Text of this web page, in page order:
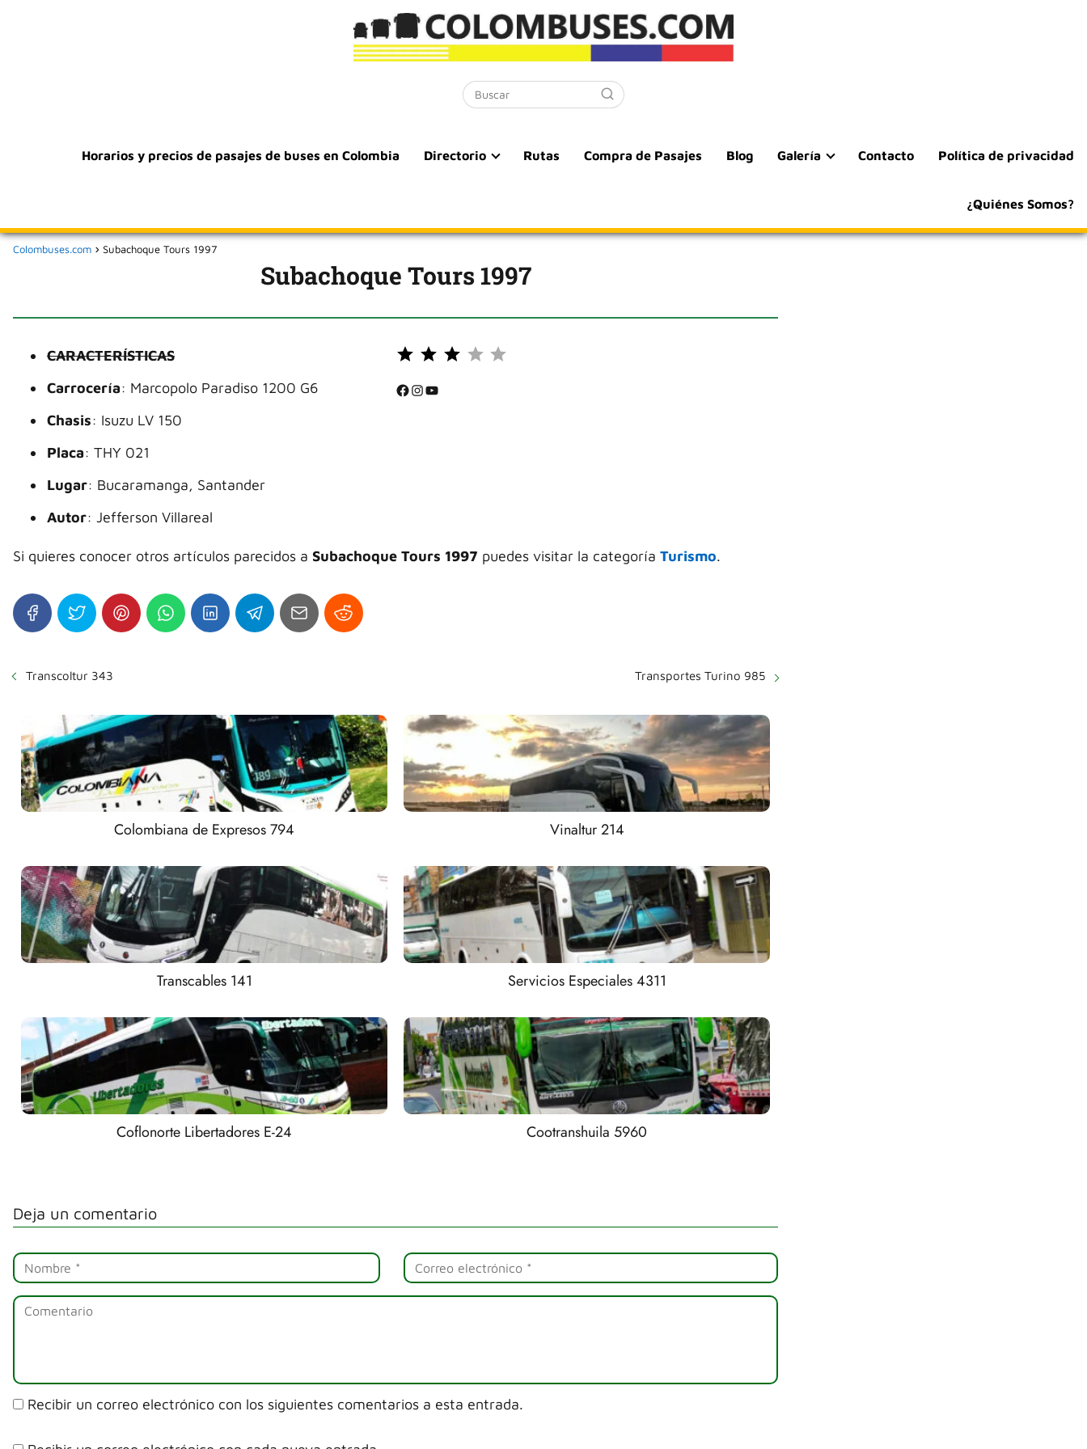
Horarios y precios de pasajes de buses en Colombia Directorio Rutas Compra de Pasajes Blog Galería Contacto Política de privacidad
¿Quiénes Somos?
Colombuses.com Subachoque Tours 1997
Subachoque Tours 1997
CARACTERÍSTICAS
Carrocería: Marcopolo Paradiso 1200 G6
Chasis: Isuzu LV 150
Placa: THY 021
Lugar: Bucaramanga, Santander
Autor: Jefferson Villareal
⭐
⭐
Facebook InstagramYouTube
Si quieres conocer otros artículos parecidos a Subachoque Tours 1997 puedes visitar la categoría Turismo.
Transcoltur 343 Transportes Turino 985
Colombiana de Expresos 794 Vinaltur 214
Transcables 141 Servicios Especiales 4311
Coflonorte Libertadores E-24 Cootranshuila 5960
Deja un comentario
Recibir un correo electrónico con los siguientes comentarios a esta entrada.